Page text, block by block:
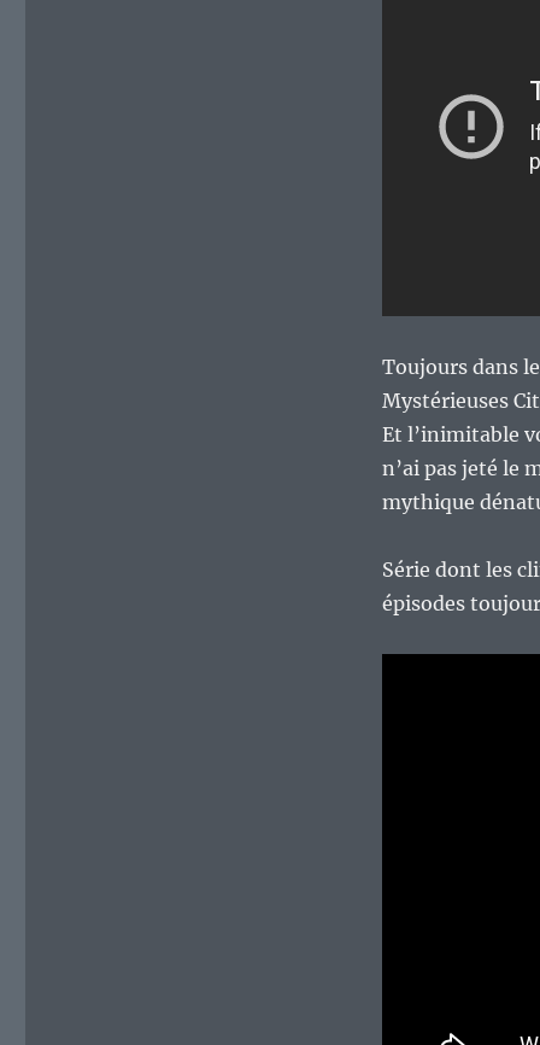
Toujours dans
Mystérieuses
Et l’inimitable
n’ai pas jeté le
mythique
Série dont les
épisodes